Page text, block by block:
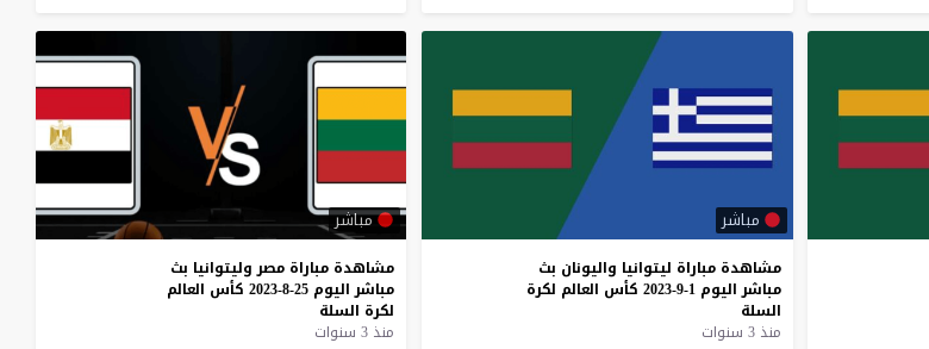
مباشر
مشاهدة مباراة ليتوانيا واليونان بث
مباشر اليوم 1-9-2023 كأس العالم لكرة
السلة
منذ 3 سنوات
مباشر
مشاهدة مباراة مصر وليتوانيا بث
مباشر اليوم 25-8-2023 كأس العالم
لكرة السلة
منذ 3 سنوات